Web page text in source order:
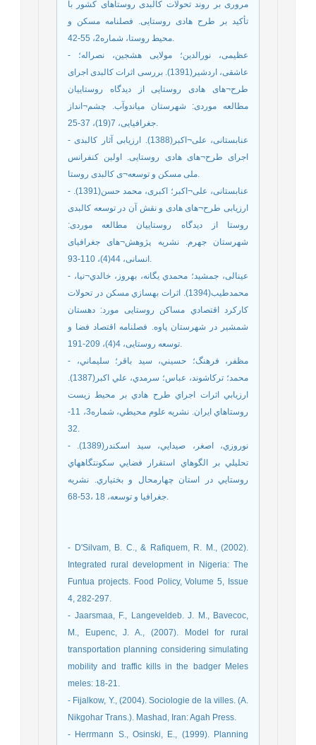
مروری بر روند تحولات کالبدی روستاهای کشور با
تأکید بر طرح هادی روستایی. فصلنامه مسکن و
محیط روستا، شماره2، 55-42.
- عظیمی، نورالدین؛ مولایی هشجین، نصراله؛
عاشقی، اردشیر(1391). بررسی اثرات کالبدی اجرای
طرح¬های هادی روستایی از دیدگاه روستاییان
مطالعه موردی: شهرستان میاندوآب. چشم¬انداز
جغرافیایی، 7(19)، 37-25.
- عنابستانی، علی¬اکبر(1388). ارزیابی آثار کالبدی
اجرای طرح¬های هادی روستایی. اولین کنفرانس
ملی مسکن و توسعه¬ی کالبدی روستا.
- عنابستانی، علی¬اکبر؛ اکبری، محمد حسن(1391).
ارزیابی طرح¬های هادی و نقش آن در توسعه کالبدی
روستا از دیدگاه روستاییان مطالعه موردی:
شهرستان جهرم. نشریه پژوهش¬های جغرافیای
انسانی، 44(4)، 110-93.
- عینالی، جمشید؛ محمدي یگانه، بهروز، خالدي¬نیا،
محمدطیب(1394). اثرات بهسازي مسکن در تحولات
کارکرد اقتصادي مساکن روستایی مورد: دهستان
شمشیر در شهرستان پاوه. فصلنامه اقتصاد فضا و
توسعه روستایی، 4(4)، 209-191.
- مظفر، فرهنگ؛ حسيني، سيد باقر؛ سليماني،
محمد؛ تركاشوند، عباس؛ سرمدي، علي اكبر(1387).
ارزيابي اثرات اجراي طرح هادي بر محيط زيست
روستاهاي ايران. نشريه علوم محيطي، شماره3، 11-
32.
- نوروزي، اصغر، صيدايي، سيد اسكندر(1389).
تحليلي بر الگوهاي استقرار فضايي سكونتگاههاي
روستايي در استان چهارمحال و بختياري. نشريه
جغرافيا و توسعه، 18 ،53-68.
- D'Silvam, B. C., & Rafiquem, R. M., (2002).
Integrated rural development in Nigeria: The
Funtua projects. Food Policy, Volume 5, Issue
4, 282-297.
- Jaarsmaa, F., Langeveldeb. J. M., Bavecoc,
M., Eupenc, J. A., (2007). Model for rural
transportation planning considering simulating
mobility and traffic kills in the badger Meles
meles: 18-21.
- Fijalkow, Y., (2004). Sociologie de la villes. (A.
Nikgohar Trans.). Mashad, Iran: Agah Press.
- Herrmann S., Osinski, E., (1999). Planning